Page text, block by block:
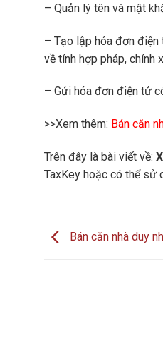
– Quản lý tên và mật
– Tạo lập hóa đơn điện
về tính hợp pháp, chính
– Gửi hóa đơn điện tử
>>Xem thêm: Bán căn
Trên đây là bài viết về:
TaxKey hoặc có thể sử
Bán căn nhà duy